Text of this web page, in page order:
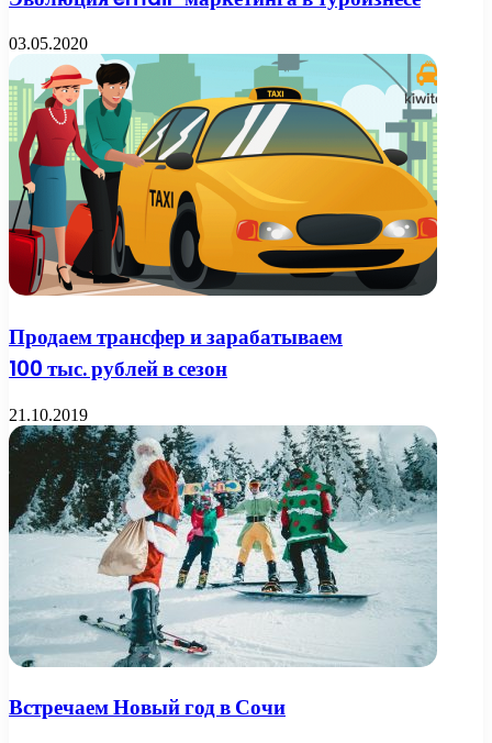
03.05.2020
Продаем трансфер и зарабатываем
100 тыс. рублей в сезон
21.10.2019
Встречаем Новый год в Сочи